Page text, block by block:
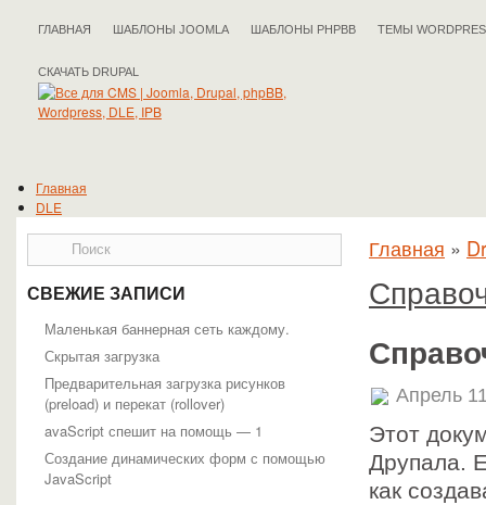
ГЛАВНАЯ ШАБЛОНЫ JOOMLA ШАБЛОНЫ PHPBB ТЕМЫ
СКАЧАТЬ DRUPAL
Главная
DLE
Joomla
phpBB
WordPress
Полезные статьи
СВЕЖИЕ ЗАПИСИ
Маленькая баннерная сеть каждому.
Скрытая загрузка
Предварительная загрузка рисунков
(preload) и перекат (rollover)
avaScript спешит на помощь — 1
Создание динамических форм с помощью
JavaScript
Главная »
Апрель
Этот
Друпала.
как